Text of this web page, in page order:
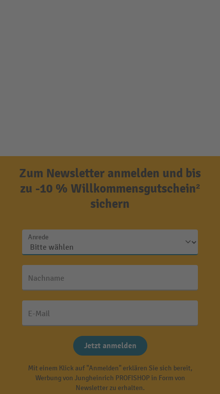
Zum Newsletter anmelden und bis
zu -10 % Willkommensgutschein²
sichern
Anrede
Nachname
E-Mail
Jetzt anmelden
Mit einem Klick auf "Anmelden" erklären Sie sich bereit,
Werbung von Jungheinrich PROFISHOP in Form von
Newsletter zu erhalten.